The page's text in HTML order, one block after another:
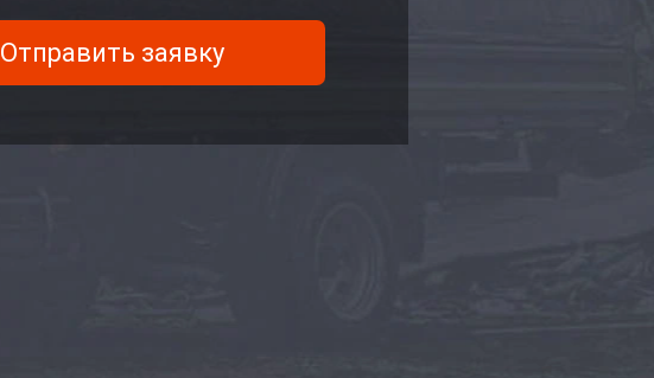
Отправить заявку